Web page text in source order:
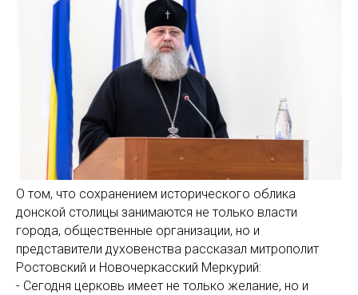
О том, что сохранением исторического облика
донской столицы занимаются не только власти
города, общественные организации, но и
представители духовенства рассказал митрополит
Ростовский и Новочеркасский Меркурий:
- Сегодня церковь имеет не только желание, но и